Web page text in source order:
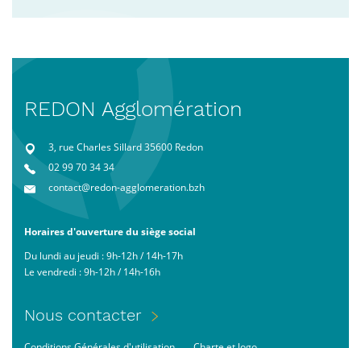
REDON Agglomération
3, rue Charles Sillard 35600 Redon
02 99 70 34 34
contact@redon-agglomeration.bzh
Horaires d'ouverture du siège social
Du lundi au jeudi : 9h-12h / 14h-17h
Le vendredi : 9h-12h / 14h-16h
Menu
Nous contacter